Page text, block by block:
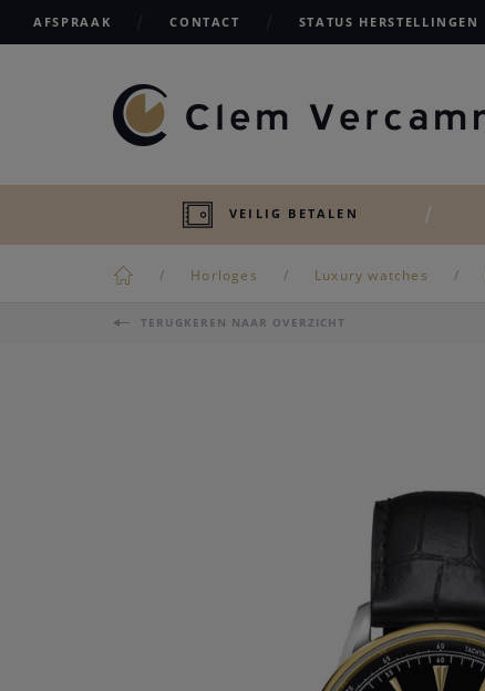
AFSPRAAK CONTACT STATUS HERSTELLINGEN
VEILIG BETALEN
Horloges Luxury watches
TERUGKEREN NAAR OVERZICHT